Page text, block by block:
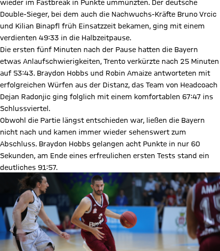
wieder im Fastbreak in Punkte ummünzten. Der deutsche
Double-Sieger, bei dem auch die Nachwuchs-Kräfte Bruno Vrcic
und Kilian Binapfl früh Einsatzzeit bekamen, ging mit einem
verdienten 49:33 in die Halbzeitpause.
Die ersten fünf Minuten nach der Pause hatten die Bayern
etwas Anlaufschwierigkeiten, Trento verkürzte nach 25 Minuten
auf 53:43. Braydon Hobbs und Robin Amaize antworteten mit
erfolgreichen Würfen aus der Distanz, das Team von Headcoach
Dejan Radonjic ging folglich mit einem komfortablen 67:47 ins
Schlussviertel.
Obwohl die Partie längst entschieden war, ließen die Bayern
nicht nach und kamen immer wieder sehenswert zum
Abschluss. Braydon Hobbs gelangen acht Punkte in nur 60
Sekunden, am Ende eines erfreulichen ersten Tests stand ein
deutliches 91:57.